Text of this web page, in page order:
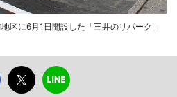
区に6月1日開設した「三井のリパーク」